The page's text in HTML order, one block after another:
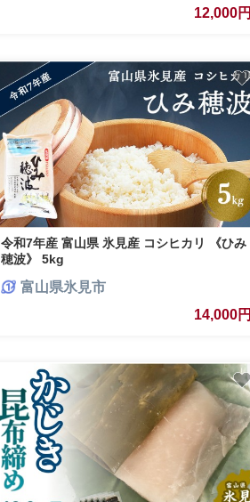
12,000円
令和7年産 富山県 氷見産 コシヒカリ 《ひみ
穂波》 5kg
富山県氷見市
14,000円